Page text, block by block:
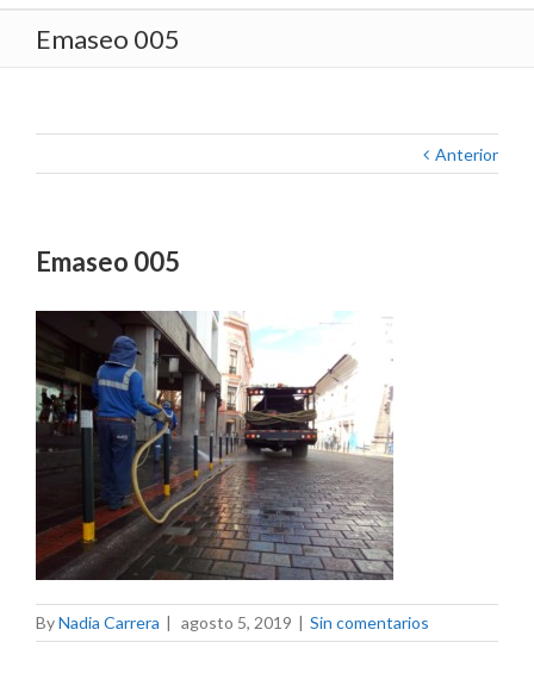
Emaseo 005
Anterior
Emaseo 005
ByNadia Carrera | agosto 5, 2019 | Sin comentarios